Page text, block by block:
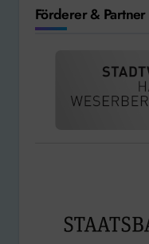
Förderer & Partner